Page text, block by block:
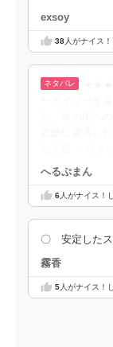
exsoy
38人がナイス
盗賊に遭遇し
…続き
へるぷまん
6人がナイス！
〇 安定したス
霧香
5人がナイス！